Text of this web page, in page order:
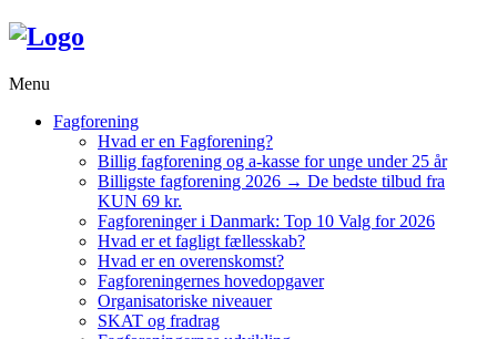
Menu
Fagforening
Hvad er en Fagforening?
Billig fagforening og a-kasse for unge under 25 år
Billigste fagforening 2026 → De bedste tilbud fra
KUN 69 kr.
Fagforeninger i Danmark: Top 10 Valg for 2026
Hvad er et fagligt fællesskab?
Hvad er en overenskomst?
Fagforeningernes hovedopgaver
Organisatoriske niveauer
SKAT og fradrag